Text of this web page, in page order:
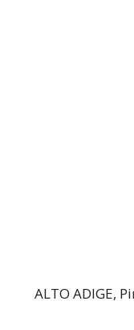
ALTO ADIGE,